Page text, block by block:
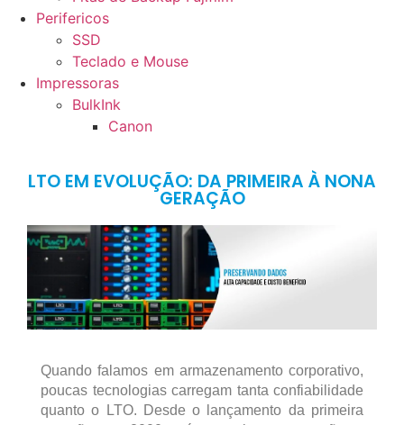
Perifericos
SSD
Teclado e Mouse
Impressoras
BulkInk
Canon
LTO EM EVOLUÇÃO: DA PRIMEIRA À NONA
GERAÇÃO
Quando falamos em armazenamento corporativo,
poucas tecnologias carregam tanta confiabilidade
quanto o LTO. Desde o lançamento da primeira